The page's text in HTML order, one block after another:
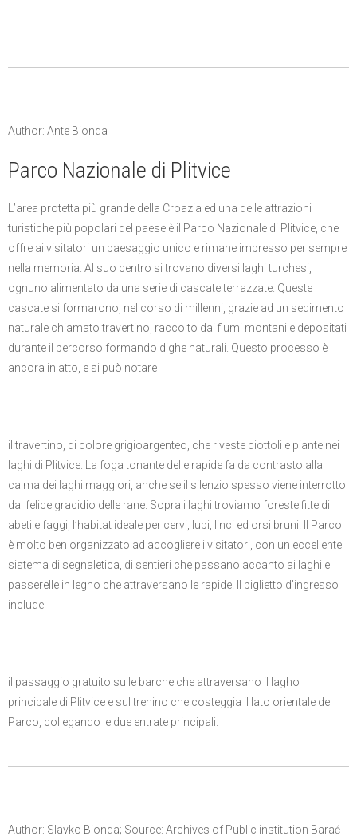
Author: Ante Bionda
Parco Nazionale di Plitvice
L’area protetta più grande della Croazia ed una delle attrazioni
turistiche più popolari del paese è il Parco Nazionale di Plitvice, che
offre ai visitatori un paesaggio unico e rimane impresso per sempre
nella memoria. Al suo centro si trovano diversi laghi turchesi,
ognuno alimentato da una serie di cascate terrazzate. Queste
cascate si formarono, nel corso di millenni, grazie ad un sedimento
naturale chiamato travertino, raccolto dai fiumi montani e depositati
durante il percorso formando dighe naturali. Questo processo è
ancora in atto, e si può notare
il travertino, di colore grigioargenteo, che riveste ciottoli e piante nei
laghi di Plitvice. La foga tonante delle rapide fa da contrasto alla
calma dei laghi maggiori, anche se il silenzio spesso viene interrotto
dal felice gracidio delle rane. Sopra i laghi troviamo foreste fitte di
abeti e faggi, l’habitat ideale per cervi, lupi, linci ed orsi bruni. Il Parco
è molto ben organizzato ad accogliere i visitatori, con un eccellente
sistema di segnaletica, di sentieri che passano accanto ai laghi e
passerelle in legno che attraversano le rapide. Il biglietto d’ingresso
include
il passaggio gratuito sulle barche che attraversano il lagho
principale di Plitvice e sul trenino che costeggia il lato orientale del
Parco, collegando le due entrate principali.
Author: Slavko Bionda; Source: Archives of Public institution Barać